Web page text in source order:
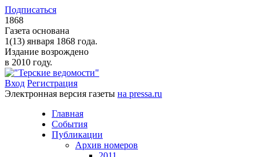
Подписаться
1868
Газета основана
1(13) января 1868 года.
Издание возрождено
в 2010 году.
Вход Регистрация
Электронная версия газеты на pressa.ru
Главная
События
Публикации
Архив номеров